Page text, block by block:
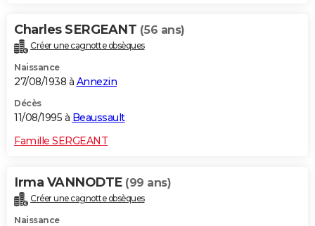
Charles SERGEANT (56 ans)
Créer une cagnotte obsèques
Naissance
27/08/1938 à Annezin
Décès
11/08/1995 à Beaussault
Famille SERGEANT
Irma VANNODTE (99 ans)
Créer une cagnotte obsèques
Naissance